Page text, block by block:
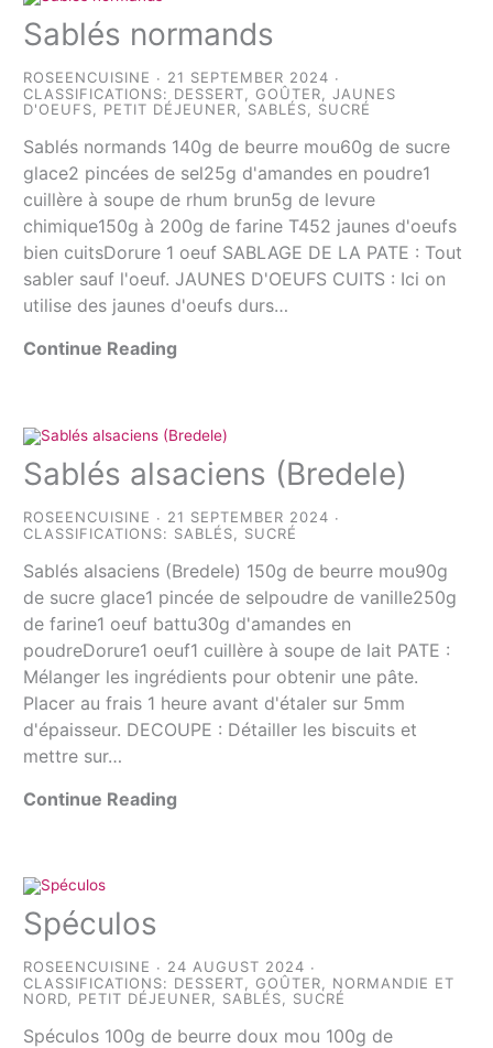
Sablés normands
ROSEENCUISINE
21 SEPTEMBER 2024
CLASSIFICATIONS: DESSERT ,GOÛTER ,JAUNES
D'OEUFS
PETIT DÉJEUNER SABLÉS SUCRÉ
Sablés normands 140g de beurre mou60g de sucre
glace2 pincées de sel25g d'amandes en poudre1
cuillère à soupe de rhum brun5g de levure
chimique150g à 200g de farine T452 jaunes d'oeufs
bien cuitsDorure 1 oeuf SABLAGE DE LA PATE : Tout
sabler sauf l'oeuf. JAUNES D'OEUFS CUITS : Ici on
utilise des jaunes d'oeufs durs…
Continue Reading
Sablés alsaciens (Bredele)
ROSEENCUISINE
21 SEPTEMBER 2024
CLASSIFICATIONS: SABLÉS SUCRÉ
Sablés alsaciens (Bredele) 150g de beurre mou90g
de sucre glace1 pincée de selpoudre de vanille250g
de farine1 oeuf battu30g d'amandes en
poudreDorure1 oeuf1 cuillère à soupe de lait PATE :
Mélanger les ingrédients pour obtenir une pâte.
Placer au frais 1 heure avant d'étaler sur 5mm
d'épaisseur. DECOUPE : Détailler les biscuits et
mettre sur…
Continue Reading
Spéculos
ROSEENCUISINE
24 AUGUST 2024
CLASSIFICATIONS: DESSERT ,GOÛTER
NORMANDIE ET
NORD
PETIT DÉJEUNER SABLÉS SUCRÉ
Spéculos 100g de beurre doux mou 100g de